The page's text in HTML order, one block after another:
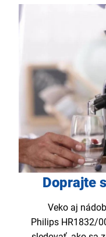
Doprajte
Veko aj
Philips HR1832/